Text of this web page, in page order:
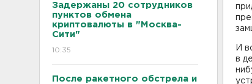
Задержаны 20 сотрудников
пунктов обмена
криптовалюты в "Москва-
Сити"
10:35
После ракетного обстрела и
И
в